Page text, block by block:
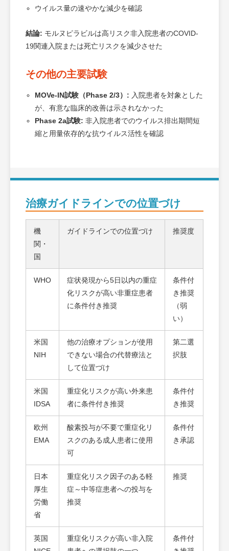
ウイルス量の速やかな減少を確認
結論: モルヌピラビルは高リスク非入院患者のCOVID-
19関連入院または死亡リスクを減少させた
その他の主要試験
MOVe-IN試験（Phase 2/3）: 入院患者を対象とした
が、有意な臨床的改善は示されなかった
Phase 2a試験: 非入院患者でのウイルス排出期間短
縮と用量依存的な抗ウイルス活性を確認
治療ガイドラインでの位置づけ
機
関・
国
ガイドラインでの位置づけ 推奨度
WHO
症状発現から5日以内の重症
化リスクが高い非重症患者
に条件付き推奨
条件付
き推奨
（弱
い）
米国
NIH
他の治療オプションが使用
できない場合の代替療法と
して位置づけ
第二選
択肢
米国
IDSA
重症化リスクが高い外来患
者に条件付き推奨
条件付
き推奨
欧州
EMA
酸素投与が不要で重症化リ
スクのある成人患者に使用
可
条件付
き承認
日本
厚生
労働
省
重症化リスク因子のある軽
症～中等症患者への投与を
推奨
推奨
英国
重症化リスクが高い非入院
条件付